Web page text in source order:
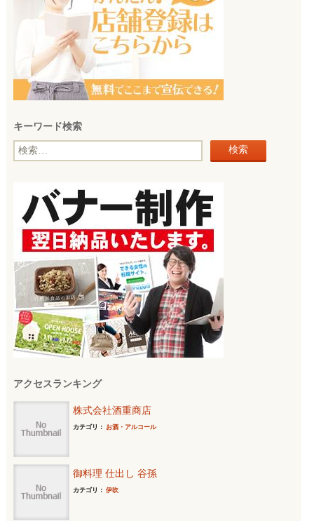
キーワード検索
検
アクセスランキング
株式会社酒重商店
カテゴリ： お酒・アルコール
御料理 仕出し 谷孫
カテゴリ： 伊吹